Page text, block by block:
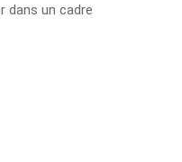
dans un cadre